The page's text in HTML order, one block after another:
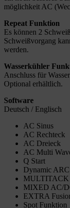
möglichkeit AC
Repeat Funktion
Es können 2
Schweißvorgang
werden.
Wasserkühler
Anschluss für
Optional erhältlich.
Software
Deutsch / Englisch
AC Sinus
AC Rechteck
AC Dreieck
AC Multi
Q Start
Dynamic ARC
MULTITACK
MIXED AC/
EXTRA
Spot Funktion